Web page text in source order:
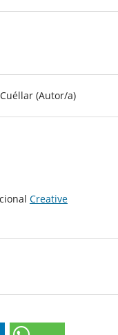
(Autor/a)
Creative